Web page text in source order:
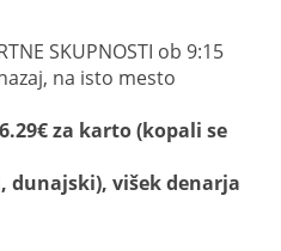
SKUPNOSTI ob 9:15
na isto mesto
za karto (kopali se
dunajski), višek denarja